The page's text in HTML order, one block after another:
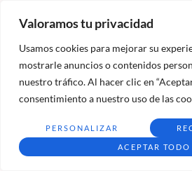
Valoramos tu privacidad
Usamos cookies para mejorar su
mostrarle anuncios o contenidos
nuestro tráfico. Al hacer clic en
consentimiento a nuestro uso de las
PERSONALIZAR
ACEPTAR TODO
Preguntas
Diplomado en
para
Psicosomáticas
Descubre las preguntas más